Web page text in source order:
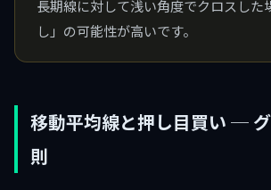
長期線に対して浅い角度でクロスした
し」の可能性が高いです。
移動平均線と押し目買い ─
則